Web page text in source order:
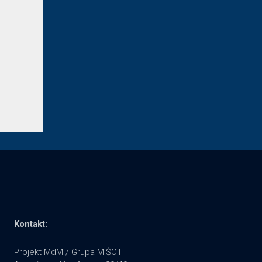
Kontakt:
Projekt MdM / Grupa MiŚOT